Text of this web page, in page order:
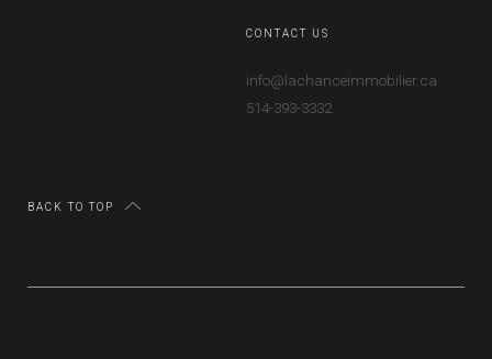
CONTACT US
info@lachanceimmobilier.ca
514-393-3332
BACK TO TOP